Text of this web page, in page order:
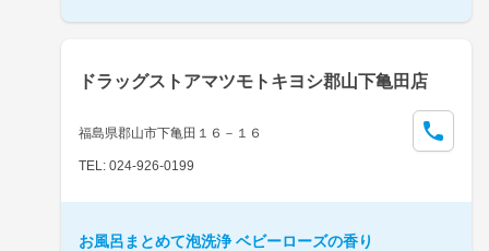
ドラッグストアマツモトキヨシ郡山下亀田店
福島県郡山市下亀田１６－１６
TEL: 024-926-0199
お風呂まとめて泡洗浄 ベビーローズの香り